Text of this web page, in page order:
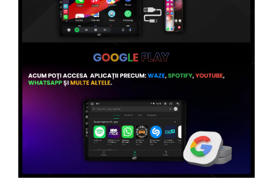
Conectică Land Rover
Conectică Ssangyong